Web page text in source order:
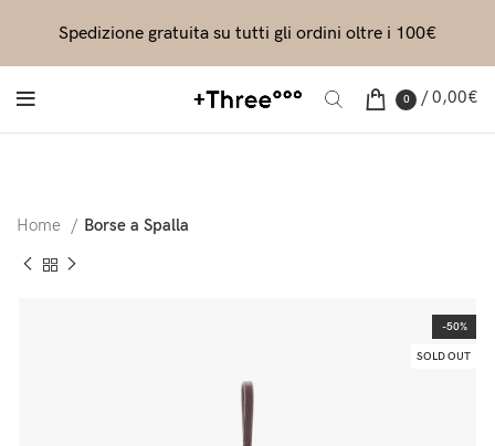
0 / 0,00€
Home Borse a Spalla
-50%
SOLD OUT
Spedizione gratuita su tutti gli ordini oltre i 100€